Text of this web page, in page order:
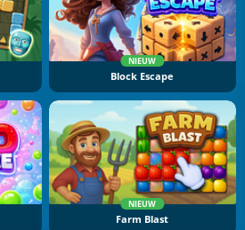
NIEUW
Block Escape
NIEUW
Farm Blast